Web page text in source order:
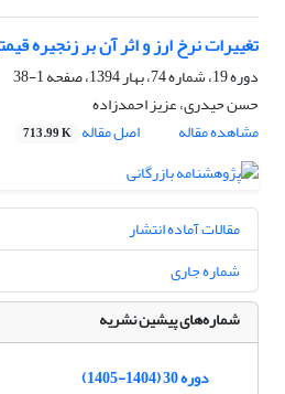
تغییرات نرخ ارز و اثر آن بر زنجیره
دوره 19، شماره 74، بهار 1394، صفحه
1-38
حسن حیدری، عزیز احمدزاده
مشاهده مقاله
اصل مقاله 713.99 K
مقالات آماده انتشار
شماره جاری
شماره‌های پیشین نشریه
دوره 30 (1404-1405)